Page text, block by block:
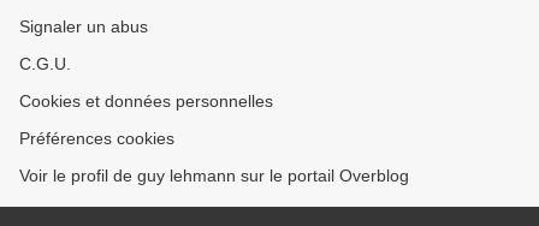
Signaler un abus
C.G.U.
Cookies et données personnelles
Préférences cookies
Voir le profil de guy lehmann sur le portail Overblog